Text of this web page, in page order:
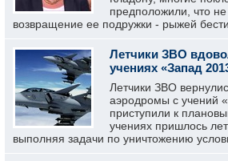
предположили, что
возвращение ее подружки - рыжей
Летчики ЗВО
учениях «Запад
Летчики ЗВО
аэродромы с учений
приступили к
учениях пришлось
выполняя задачи по уничтожению